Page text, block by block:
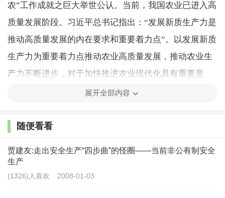
农”工作成就之巨大举世公认。当前，我国农业已进入高
质量发展阶段。习近平总书记指出：“发展新质生产力是
推动高质量发展的内在要求和重要着力点”。以发展新质
生产力为重要着力点推动农业高质量发展，推动农业生
产力不断进步，对于加快推进农业现代化具有重要意
深刻变化
农业现代化是一个动态演进过程，本质上是农业生
产力的不断发展和提高。伴随新一轮科技革命和产业变
展开全部内容
随便看看
贾建友:走出安全生产“四步曲”的怪圈——当前非公有制安全
生产
(1326)人喜欢 2008-01-03